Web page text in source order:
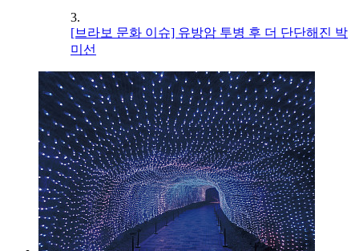
3.
[브라보 문화 이슈] 유방암 투병 후 더 단단해진 박
미선